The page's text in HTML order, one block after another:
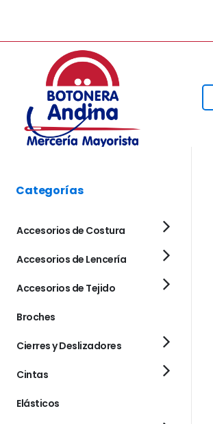
Categorías
Accesorios de Costura
Accesorios de Lencería
Accesorios de Tejido
Broches
Cierres y Deslizadores
Cintas
Elásticos